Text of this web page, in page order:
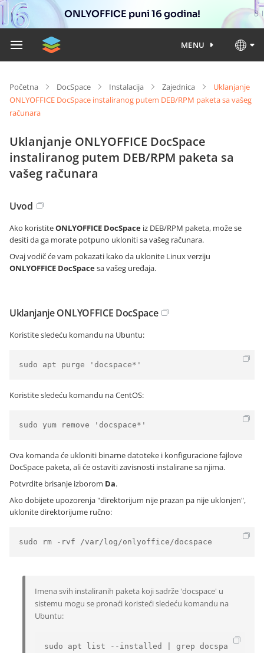
ONLYOFFICE puni 16 godina!
MENU
Početna DocSpace Instalacija Zajednica
Uklanjanje
ONLYOFFICE DocSpace instaliranog putem DEB/RPM paketa sa vašeg
računara
Uklanjanje ONLYOFFICE DocSpace
instaliranog putem DEB/RPM paketa sa
vašeg računara
Uvod
Ako koristiteONLYOFFICE DocSpace iz DEB/RPM paketa, može se
desiti da ga morate potpuno ukloniti sa vašeg računara.
Ovaj vodič će vam pokazati kako da uklonite Linux verziju
ONLYOFFICE DocSpacesa vašeg uređaja.
Uklanjanje ONLYOFFICE DocSpace
Koristite sledeću komandu na Ubuntu:
sudo apt purge 'docspace*'
Koristite sledeću komandu na CentOS:
sudo yum remove 'docspace*'
Ova komanda će ukloniti binarne datoteke i konfiguracione fajlove
DocSpace paketa, ali će ostaviti zavisnosti instalirane sa njima.
Potvrdite brisanje izborom Da.
Ako dobijete upozorenja "direktorijum nije prazan pa nije uklonjen",
uklonite direktorijume ručno:
sudo rm -rvf /var/log/onlyoffice/docspace
Imena svih instaliranih paketa koji sadrže 'docspace' u
sistemu mogu se pronaći koristeći sledeću komandu na
Ubuntu:
sudo apt list --installed | grep docspa